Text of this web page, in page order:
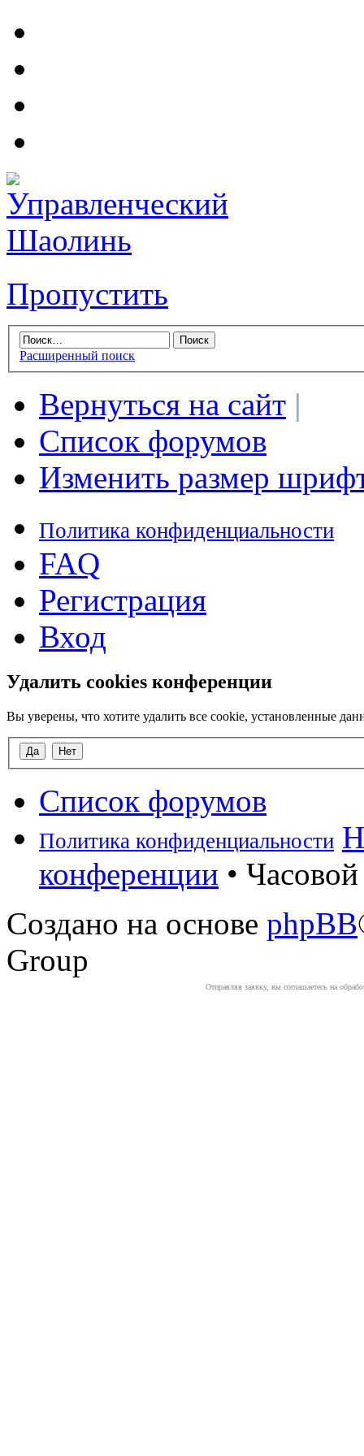
Пропустить
Расширенный поиск
Вернуться на сайт |
Список форумов
Изменить размер
Политика конфиденциальности
FAQ
Регистрация
Вход
Удалить cookies конференции
Вы уверены, что хотите удалить все cookie, установленные
Список форумов
Политика конфиденциальности
конференции •
Создано на основе phpBB
Group
Отправляя заявку, вы соглашаетесь на